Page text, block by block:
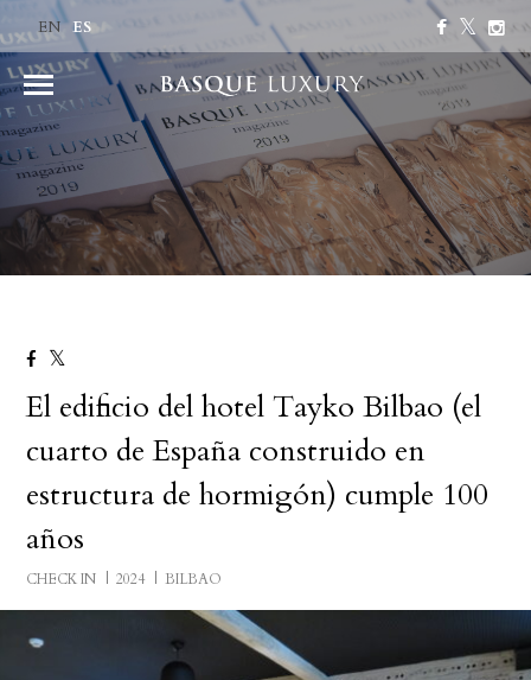
EN ES
El edificio del hotel Tayko Bilbao (el
cuarto de España construido en
estructura de hormigón) cumple 100
años
CHECK IN 2024 BILBAO